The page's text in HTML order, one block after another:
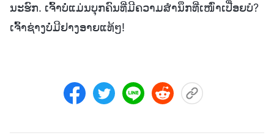
ນະຮົກ. ເຈົ້າບໍ່ແມ່ນບຸກຄົນທີ່ມີຄວາມສຳນຶກທີ່ເໜົ່າເປື່ອຍບໍ?
ເຈົ້າຊ່າງບໍ່ມີຢາງອາຍແທ້ໆ!